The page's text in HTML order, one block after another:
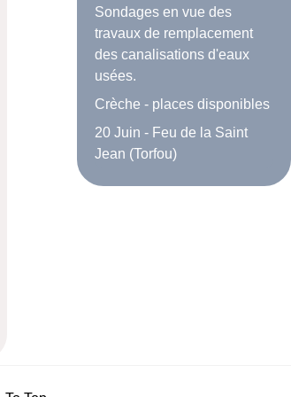
Sondages en vue des
travaux de remplacement
des canalisations d'eaux
usées.
Crèche - places disponibles
20 Juin - Feu de la Saint
Jean (Torfou)